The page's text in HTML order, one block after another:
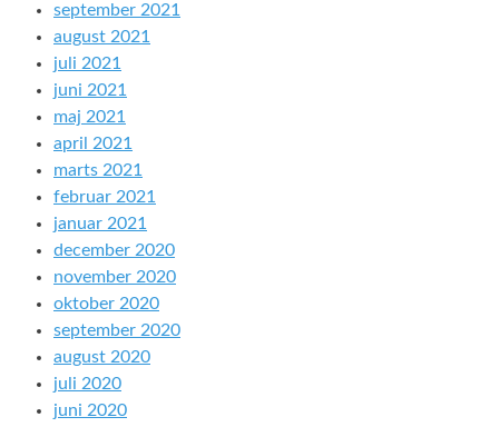
september 2021
august 2021
juli 2021
juni 2021
maj 2021
april 2021
marts 2021
februar 2021
januar 2021
december 2020
november 2020
oktober 2020
september 2020
august 2020
juli 2020
juni 2020